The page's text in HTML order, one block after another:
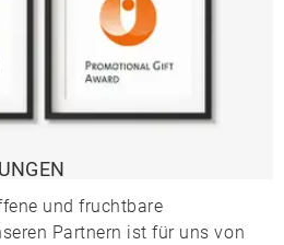
und fruchtbare
Partnern ist für uns von